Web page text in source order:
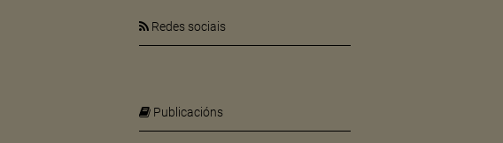
Redes sociais
Publicacións